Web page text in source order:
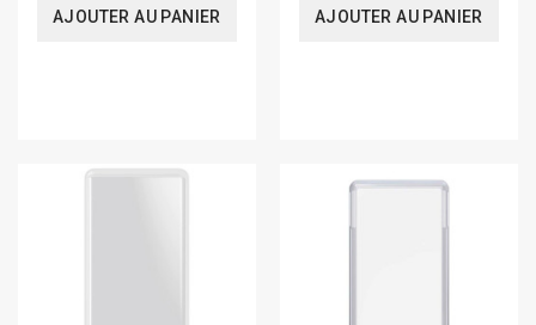
AJOUTER AU PANIER AJOUTER AU PANIER